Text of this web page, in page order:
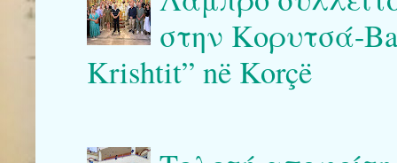
στην Κορυτσά-
Krishtit” në Korçë